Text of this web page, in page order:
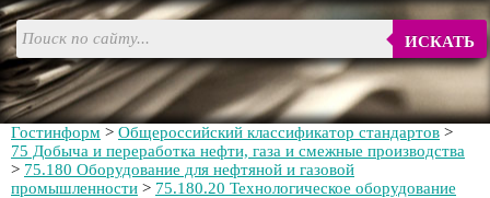
ИСКАТЬ
Гостинформ > Общероссийский классификатор стандартов >
75 Добыча и переработка нефти, газа и смежные производства
> 75.180 Оборудование для нефтяной и газовой
промышленности > 75.180.20 Технологическое оборудование